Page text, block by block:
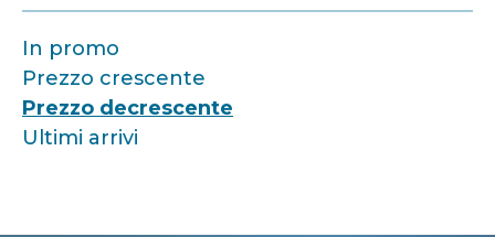
In promo
Prezzo crescente
Prezzo decrescente
Ultimi arrivi